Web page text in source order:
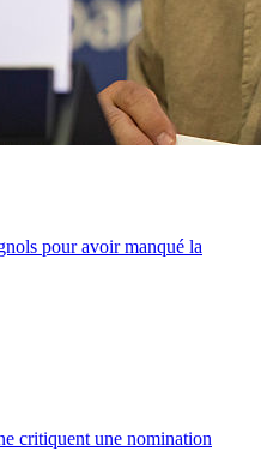
pour avoir manqué la
critiquent une nomination